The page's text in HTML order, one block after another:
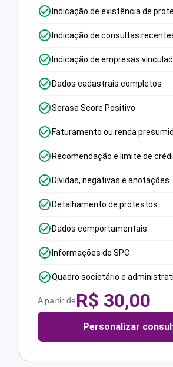
Indicação de existência de
Indicação de consultas
Indicação de empresas
Dados cadastrais completos
Serasa Score Positivo
Faturamento ou renda
Recomendação e limite de
Dívidas, negativas e anotações
Detalhamento de protestos
Dados comportamentais
Informações do SPC
Quadro societário e
A partir deR$ 30,00
Personalizar